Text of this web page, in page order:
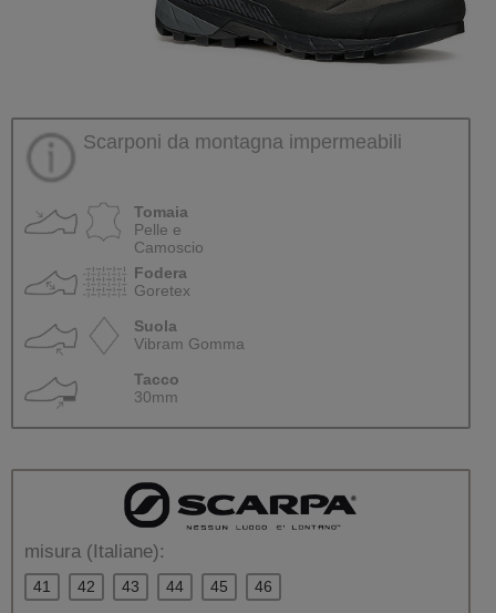
Scarponi da montagna impermeabili
Tomaia
Pelle e
Camoscio
Fodera
Goretex
Suola
Vibram Gomma
Tacco
30mm
misura (Italiane):
41 42 43 44 45 46